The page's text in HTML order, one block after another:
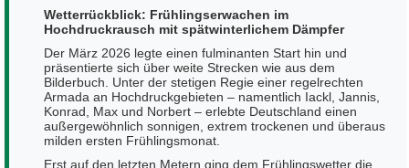
Wetterrückblick: Frühlingserwachen im
Hochdruckrausch mit spätwinterlichem Dämpfer
Der März 2026 legte einen fulminanten Start hin und
präsentierte sich über weite Strecken wie aus dem
Bilderbuch. Unter der stetigen Regie einer regelrechten
Armada an Hochdruckgebieten – namentlich Iackl, Jannis,
Konrad, Max und Norbert – erlebte Deutschland einen
außergewöhnlich sonnigen, extrem trockenen und überaus
milden ersten Frühlingsmonat.
Erst auf den letzten Metern ging dem Frühlingswetter die